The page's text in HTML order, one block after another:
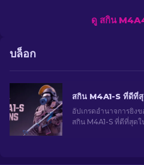
ดู สกิน
บล็อก
อัปเกรดอำนาจการยิง
สกิน M4A1-S ที่ดีที่สุด